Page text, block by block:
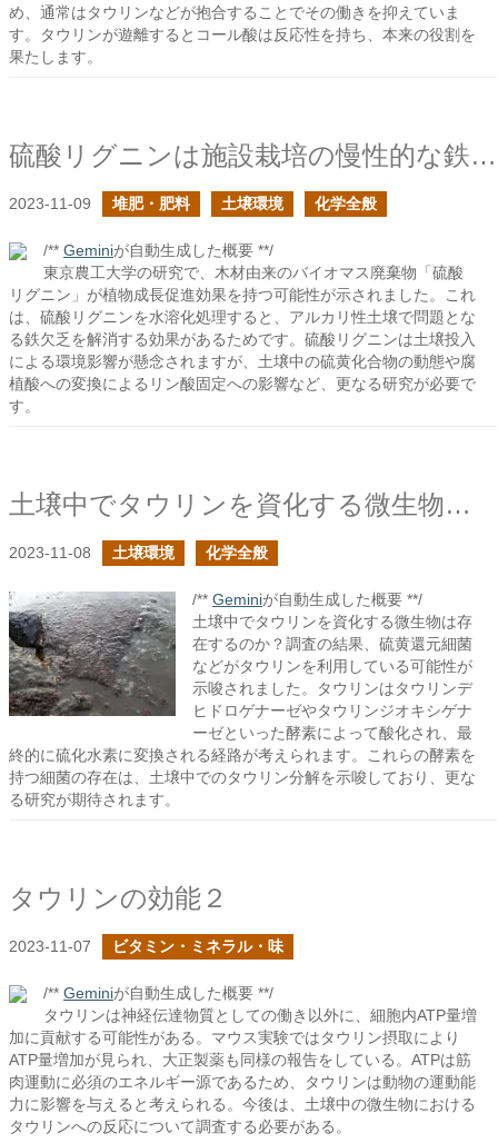
め、通常はタウリンなどが抱合することでその働きを抑えていま
す。タウリンが遊離するとコール酸は反応性を持ち、本来の役割を
果たします。
硫酸リグニンは施設栽培の慢性的な鉄欠乏を解決できるか？
2023-11-09 堆肥・肥料 土壌環境 化学全般
/** Geminiが自動生成した概要 **/
東京農工大学の研究で、木材由来のバイオマス廃棄物「硫酸
リグニン」が植物成長促進効果を持つ可能性が示されました。これ
は、硫酸リグニンを水溶化処理すると、アルカリ性土壌で問題とな
る鉄欠乏を解消する効果があるためです。硫酸リグニンは土壌投入
による環境影響が懸念されますが、土壌中の硫黄化合物の動態や腐
植酸への変換によるリン酸固定への影響など、更なる研究が必要で
す。
土壌中でタウリンを資化する微生物は存在するか？
2023-11-08 土壌環境 化学全般
/** Geminiが自動生成した概要 **/
土壌中でタウリンを資化する微生物は存
在するのか？調査の結果、硫黄還元細菌
などがタウリンを利用している可能性が
示唆されました。タウリンはタウリンデ
ヒドロゲナーゼやタウリンジオキシゲナ
ーゼといった酵素によって酸化され、最
終的に硫化水素に変換される経路が考えられます。これらの酵素を
持つ細菌の存在は、土壌中でのタウリン分解を示唆しており、更な
る研究が期待されます。
タウリンの効能２
2023-11-07 ビタミン・ミネラル・味
/** Geminiが自動生成した概要 **/
タウリンは神経伝達物質としての働き以外に、細胞内ATP量増
加に貢献する可能性がある。マウス実験ではタウリン摂取により
ATP量増加が見られ、大正製薬も同様の報告をしている。ATPは筋
肉運動に必須のエネルギー源であるため、タウリンは動物の運動能
力に影響を与えると考えられる。今後は、土壌中の微生物における
タウリンへの反応について調査する必要がある。